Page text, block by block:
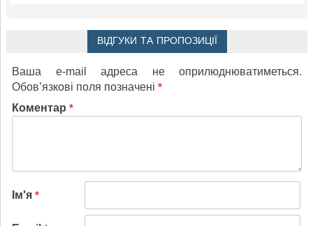
ВІДГУКИ ТА ПРОПОЗИЦІЇ
Ваша e-mail адреса не оприлюднюватиметься.
Обов’язкові поля позначені *
Коментар *
Ім'я *